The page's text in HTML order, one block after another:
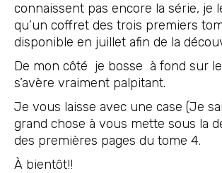
connaissent pas encore la série, je
qu’un coffret des trois premiers
disponible en juillet afin de la
De mon côté je bosse à fond sur
s’avère vraiment palpitant.
Je vous laisse avec une case (Je
grand chose à vous mette sous la
des premières pages du tome 4.
À bientôt!!